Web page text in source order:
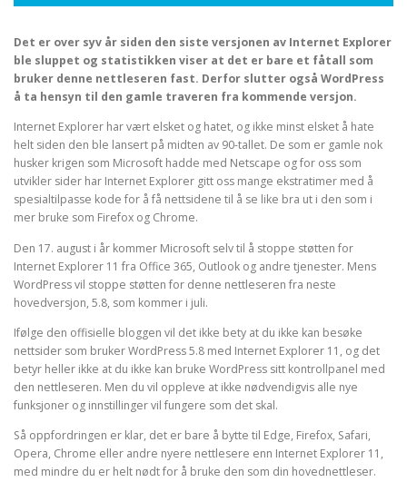
Det er over syv år siden den siste versjonen av Internet Explorer
ble sluppet og statistikken viser at det er bare et fåtall som
bruker denne nettleseren fast. Derfor slutter også WordPress
å ta hensyn til den gamle traveren fra kommende versjon.
Internet Explorer har vært elsket og hatet, og ikke minst elsket å hate
helt siden den ble lansert på midten av 90-tallet. De som er gamle nok
husker krigen som Microsoft hadde med Netscape og for oss som
utvikler sider har Internet Explorer gitt oss mange ekstratimer med å
spesialtilpasse kode for å få nettsidene til å se like bra ut i den som i
mer bruke som Firefox og Chrome.
Den 17. august i år kommer Microsoft selv til å stoppe støtten for
Internet Explorer 11 fra Office 365, Outlook og andre tjenester. Mens
WordPress vil stoppe støtten for denne nettleseren fra neste
hovedversjon, 5.8, som kommer i juli.
Ifølge den offisielle bloggen vil det ikke bety at du ikke kan besøke
nettsider som bruker WordPress 5.8 med Internet Explorer 11, og det
betyr heller ikke at du ikke kan bruke WordPress sitt kontrollpanel med
den nettleseren. Men du vil oppleve at ikke nødvendigvis alle nye
funksjoner og innstillinger vil fungere som det skal.
Så oppfordringen er klar, det er bare å bytte til Edge, Firefox, Safari,
Opera, Chrome eller andre nyere nettlesere enn Internet Explorer 11,
med mindre du er helt nødt for å bruke den som din hovednettleser.